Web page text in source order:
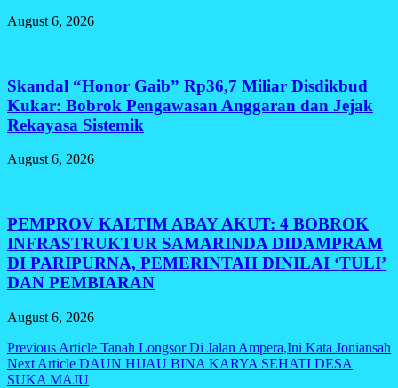
August 6, 2026
Skandal “Honor Gaib” Rp36,7 Miliar Disdikbud
Kukar: Bobrok Pengawasan Anggaran dan Jejak
Rekayasa Sistemik
August 6, 2026
PEMPROV KALTIM ABAY AKUT: 4 BOBROK
INFRASTRUKTUR SAMARINDA DIDAMPRAM
DI PARIPURNA, PEMERINTAH DINILAI ‘TULI’
DAN PEMBIARAN
August 6, 2026
Post
navigation
Previous Article Tanah Longsor Di Jalan Ampera,Ini Kata Joniansah
Next Article DAUN HIJAU BINA KARYA SEHATI DESA
SUKA MAJU